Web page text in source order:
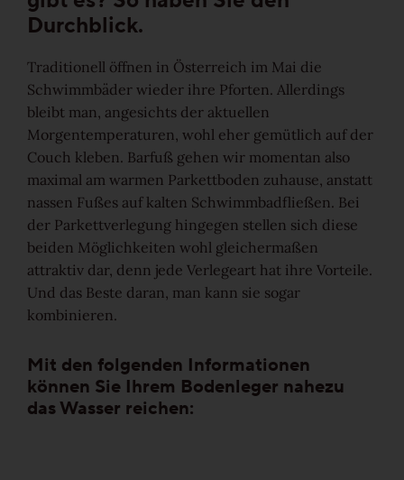
Ruhig
Lebhaft
Wild
Alle Maserungen ansehen
Lösungen
Treppen & Stiegen
Boden- & Sockelleisten
Verlegemuster & -techniken
Durchblick.
Traditionell öffnen in Österreich im Mai die
Schwimmbäder wieder ihre Pforten. Allerdings
bleibt man, angesichts der aktuellen
Morgentemperaturen, wohl eher gemütlich auf der
Couch kleben. Barfuß gehen wir momentan also
maximal am warmen Parkettboden zuhause, anstatt
nassen Fußes auf kalten Schwimmbadfließen. Bei
der Parkettverlegung hingegen stellen sich diese
beiden Möglichkeiten wohl gleichermaßen
attraktiv dar, denn jede Verlegeart hat ihre Vorteile.
Und das Beste daran, man kann sie sogar
kombinieren.
Mit den folgenden Informationen
können Sie Ihrem Bodenleger nahezu
das Wasser reichen: